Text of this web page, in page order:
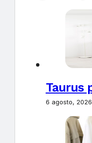
Taurus
6 agosto, 2026